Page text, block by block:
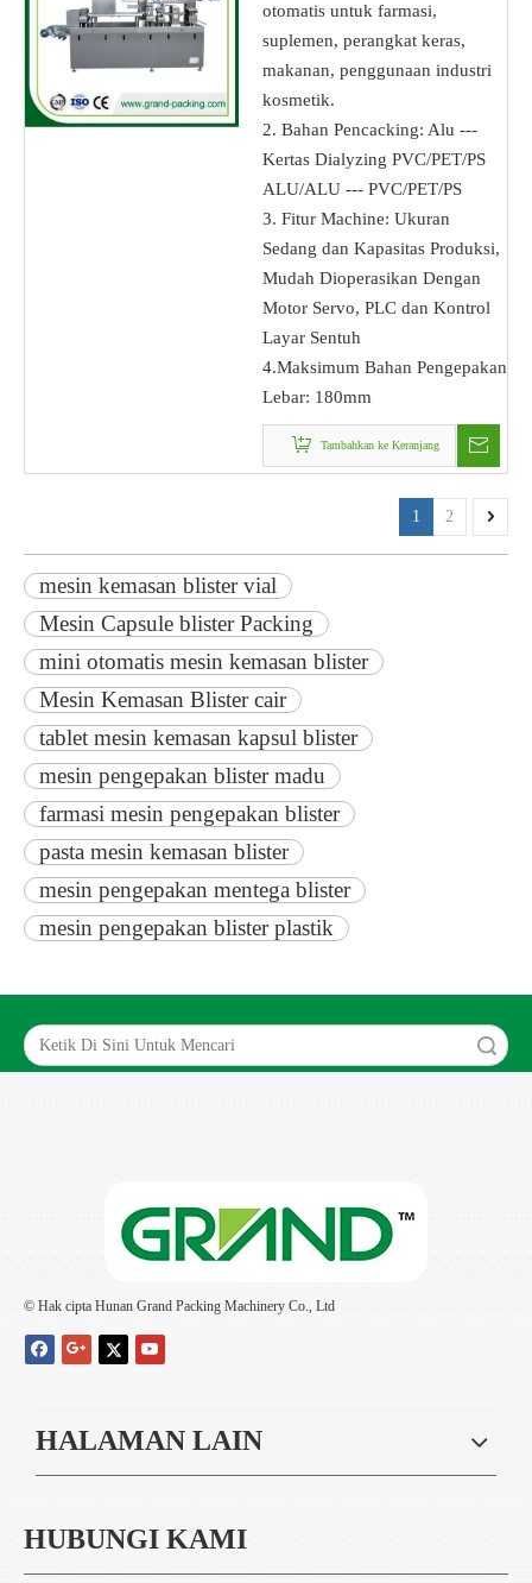
otomatis untuk farmasi,
suplemen, perangkat keras,
makanan, penggunaan industri
kosmetik.
2. Bahan Pencacking: Alu ---
Kertas Dialyzing PVC/PET/PS
ALU/ALU --- PVC/PET/PS
3. Fitur Machine: Ukuran
Sedang dan Kapasitas Produksi,
Mudah Dioperasikan Dengan
Motor Servo, PLC dan Kontrol
Layar Sentuh
4.Maksimum Bahan Pengepakan
Lebar: 180mm
Tambahkan ke Keranjang
1 2
mesin kemasan blister vial
Mesin Capsule blister Packing
mini otomatis mesin kemasan blister
Mesin Kemasan Blister cair
tablet mesin kemasan kapsul blister
mesin pengepakan blister madu
farmasi mesin pengepakan blister
pasta mesin kemasan blister
mesin pengepakan mentega blister
mesin pengepakan blister plastik
© Hak cipta Hunan Grand Packing Machinery Co., Ltd
HALAMAN LAIN
HUBUNGI KAMI